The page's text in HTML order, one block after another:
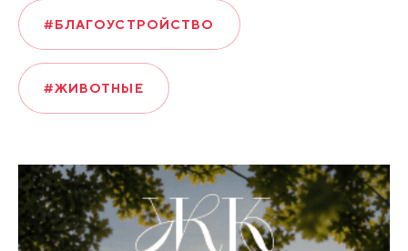
#БЛАГОУСТРОЙСТВО
#ЖИВОТНЫЕ